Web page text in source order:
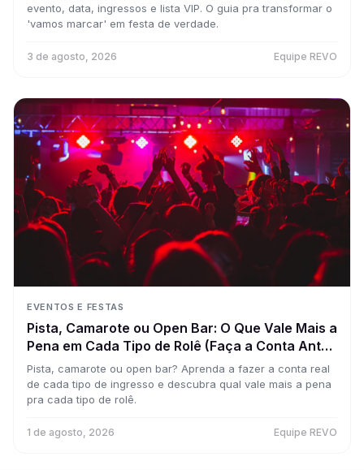
evento, data, ingressos e lista VIP. O guia pra transformar o
'vamos marcar' em festa de verdade.
3 de agosto, 2026 Equipe REVO
EVENTOS E FESTAS
Pista, Camarote ou Open Bar: O Que Vale Mais a
Pena em Cada Tipo de Rolê (Faça a Conta Antes
de Comprar)
Pista, camarote ou open bar? Aprenda a fazer a conta real
de cada tipo de ingresso e descubra qual vale mais a pena
pra cada tipo de rolê.
1 de agosto, 2026 Equipe REVO